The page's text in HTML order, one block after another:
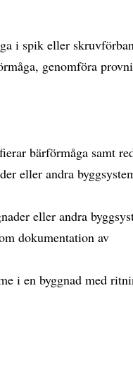
i spik eller
genomföra
bärförmåga samt
eller andra
eller andra
dokumentation av
i en byggnad med